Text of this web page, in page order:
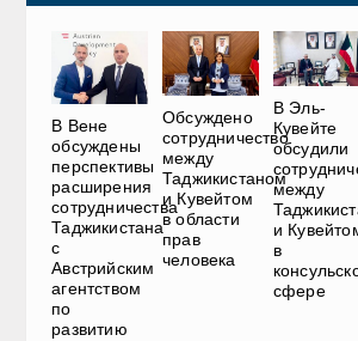
В Вене
обсуждены
перспективы
расширения
сотрудничества
Таджикистана
с
Австрийским
агентством
по
развитию
Обсуждено
сотрудничество
между
Таджикистаном
и Кувейтом
в области
прав
человека
В Эль-
Кувейте
обсудили
между
и
в
сфере